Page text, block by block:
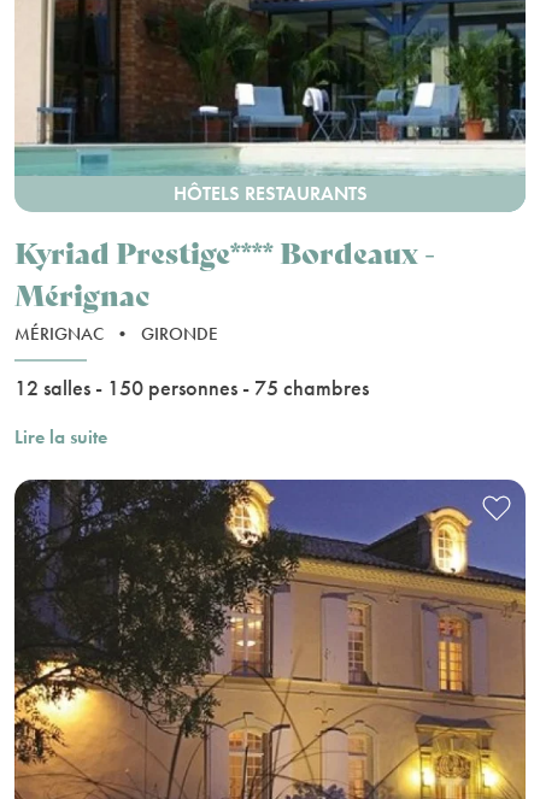
HÔTELS RESTAURANTS
Kyriad Prestige**** Bordeaux -
Mérignac
MÉRIGNAC • GIRONDE
12 salles - 150 personnes - 75 chambres
Lire la suite